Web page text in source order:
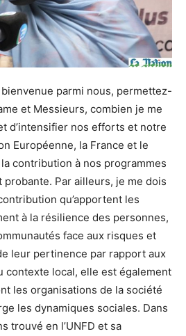
parmi nous, permettez-
et Messieurs, combien je me
d’intensifier nos efforts et notre
Européenne, la France et le
contribution à nos programmes
Par ailleurs, je me dois
qu’apportent les
à la résilience des personnes,
face aux risques et
leur pertinence par rapport aux
contexte local, elle est également
les organisations de la société
les dynamiques sociales. Dans
trouvé en l’UNFD et sa